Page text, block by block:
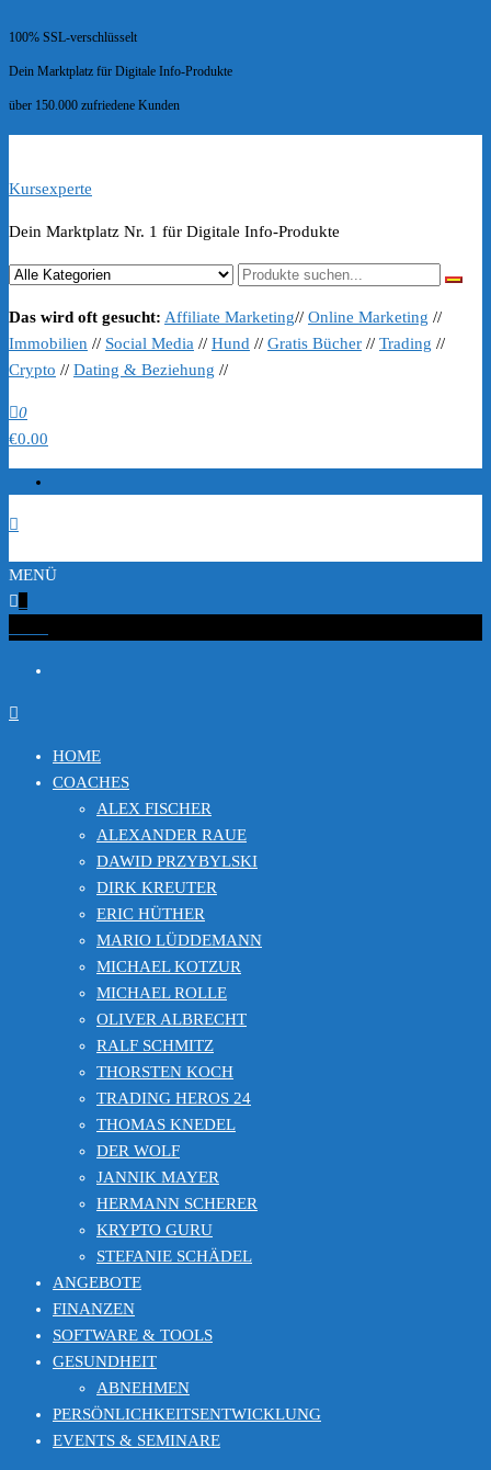
100% SSL-verschlüsselt
Dein Marktplatz für Digitale Info-Produkte
über 150.000 zufriedene Kunden
Kursexperte
Dein Marktplatz Nr. 1 für Digitale Info-Produkte
Das wird oft gesucht: Affiliate Marketing// Online Marketing //
Immobilien // Social Media // Hund // Gratis Bücher // Trading //
Crypto // Dating & Beziehung //
0
€0.00
MENÜ
HOME
COACHES
ALEX FISCHER
ALEXANDER RAUE
DAWID PRZYBYLSKI
DIRK KREUTER
ERIC HÜTHER
MARIO LÜDDEMANN
MICHAEL KOTZUR
MICHAEL ROLLE
OLIVER ALBRECHT
RALF SCHMITZ
THORSTEN KOCH
TRADING HEROS 24
THOMAS KNEDEL
DER WOLF
JANNIK MAYER
HERMANN SCHERER
KRYPTO GURU
STEFANIE SCHÄDEL
ANGEBOTE
FINANZEN
SOFTWARE & TOOLS
GESUNDHEIT
ABNEHMEN
PERSÖNLICHKEITSENTWICKLUNG
EVENTS & SEMINARE